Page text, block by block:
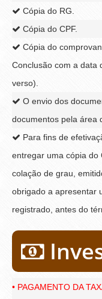
Cópia do RG.
Cópia do CPF.
Cópia do
Conclusão com a data
verso).
O envio dos
documentos pela área
Para fins de
entregar uma cópia do
colação de grau,
obrigado a apresentar
registrado, antes do
• PAGAMENTO DA